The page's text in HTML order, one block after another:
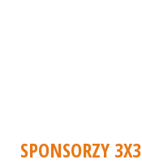
SPONSORZY 3X3